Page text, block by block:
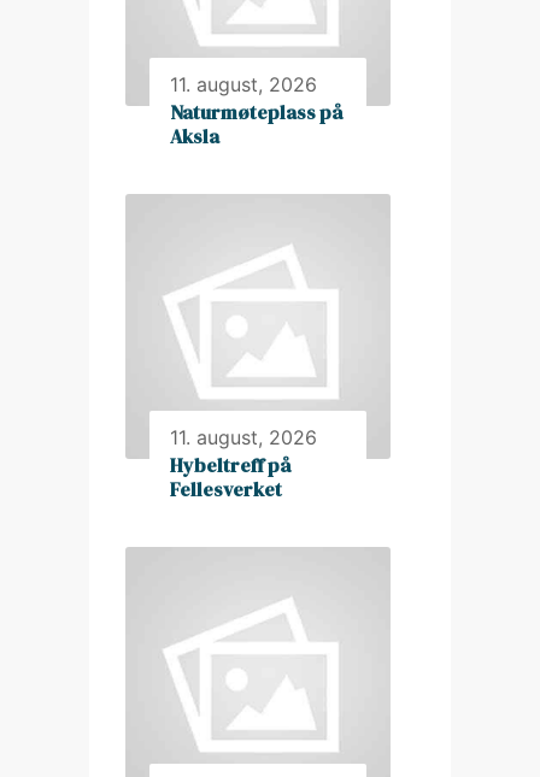
11. august, 2026
Naturmøteplass på
Aksla
11. august, 2026
Hybeltreff på
Fellesverket